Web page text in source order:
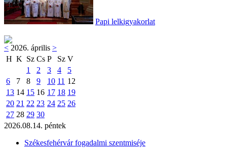
Papi lelkigyakorlat
< 2026. április >
H K Sz Cs P Sz V
1
2 3 4
5
6
7 8 9 10 11 12
13 14 15 16 17 18 19
20 21 22 23 24 25 26
27 28 29 30
2026.08.14. péntek
Székesfehérvár fogadalmi szentmiséje